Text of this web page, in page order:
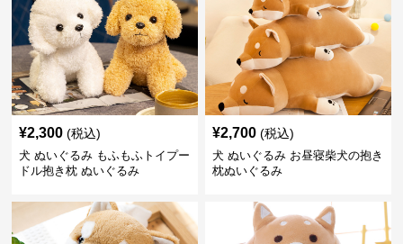
¥2,300 (税込)
犬 ぬいぐるみ もふもふトイプー
ドル抱き枕 ぬいぐるみ
¥2,700 (税込)
犬 ぬいぐるみ お昼寝柴犬の抱き
枕ぬいぐるみ